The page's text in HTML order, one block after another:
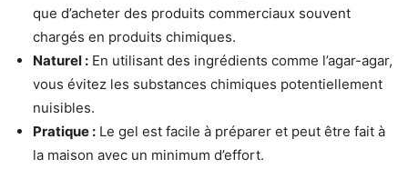
que d’acheter des produits commerciaux souvent
chargés en produits chimiques.
Naturel : En utilisant des ingrédients comme l’agar-agar,
vous évitez les substances chimiques potentiellement
nuisibles.
Pratique : Le gel est facile à préparer et peut être fait à
la maison avec un minimum d’effort.